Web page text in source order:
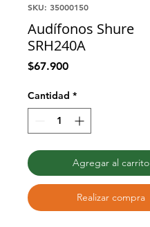
SKU: 35000150
Audífonos Shure
SRH240A
$67.900Precio
Cantidad *
Agregar al carrito
Realizar compra